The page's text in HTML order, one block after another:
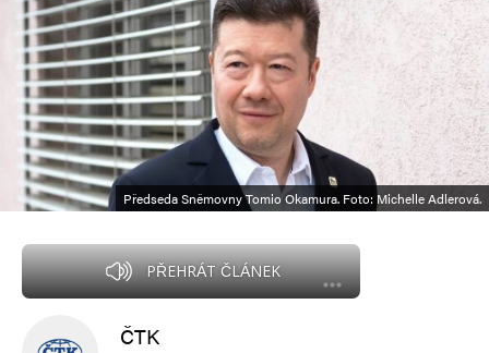
Předseda Sněmovny Tomio Okamura. Foto: Michelle Adlerová.
PŘEHRÁT ČLÁNEK
ČTK